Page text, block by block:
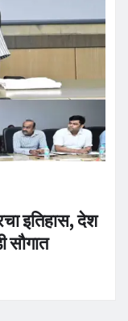
इतिहास, देश
सौगात